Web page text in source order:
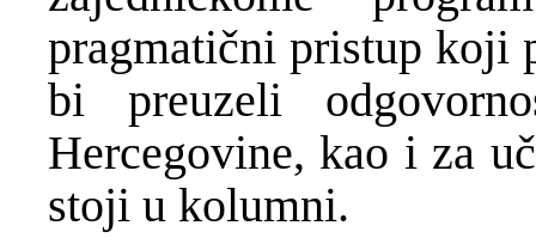
pragmatični pristup koji
bi preuzeli
Hercegovine, kao i za
stoji u kolumni.